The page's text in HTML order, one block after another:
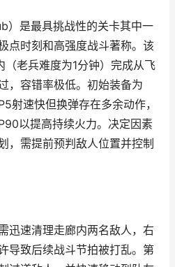
）是最具挑战性的关卡其中一
点时刻和高强度战斗著称。该
（老兵难度为1分钟）完成从飞
，容错率极低。初始装备为
射速快但换弹存在多余动作，
以提高持续火力。决定因素
，需提前预判敌人位置并控制
迅速清理走廊内两名敌人，右
导致后续战斗节拍被打乱。第